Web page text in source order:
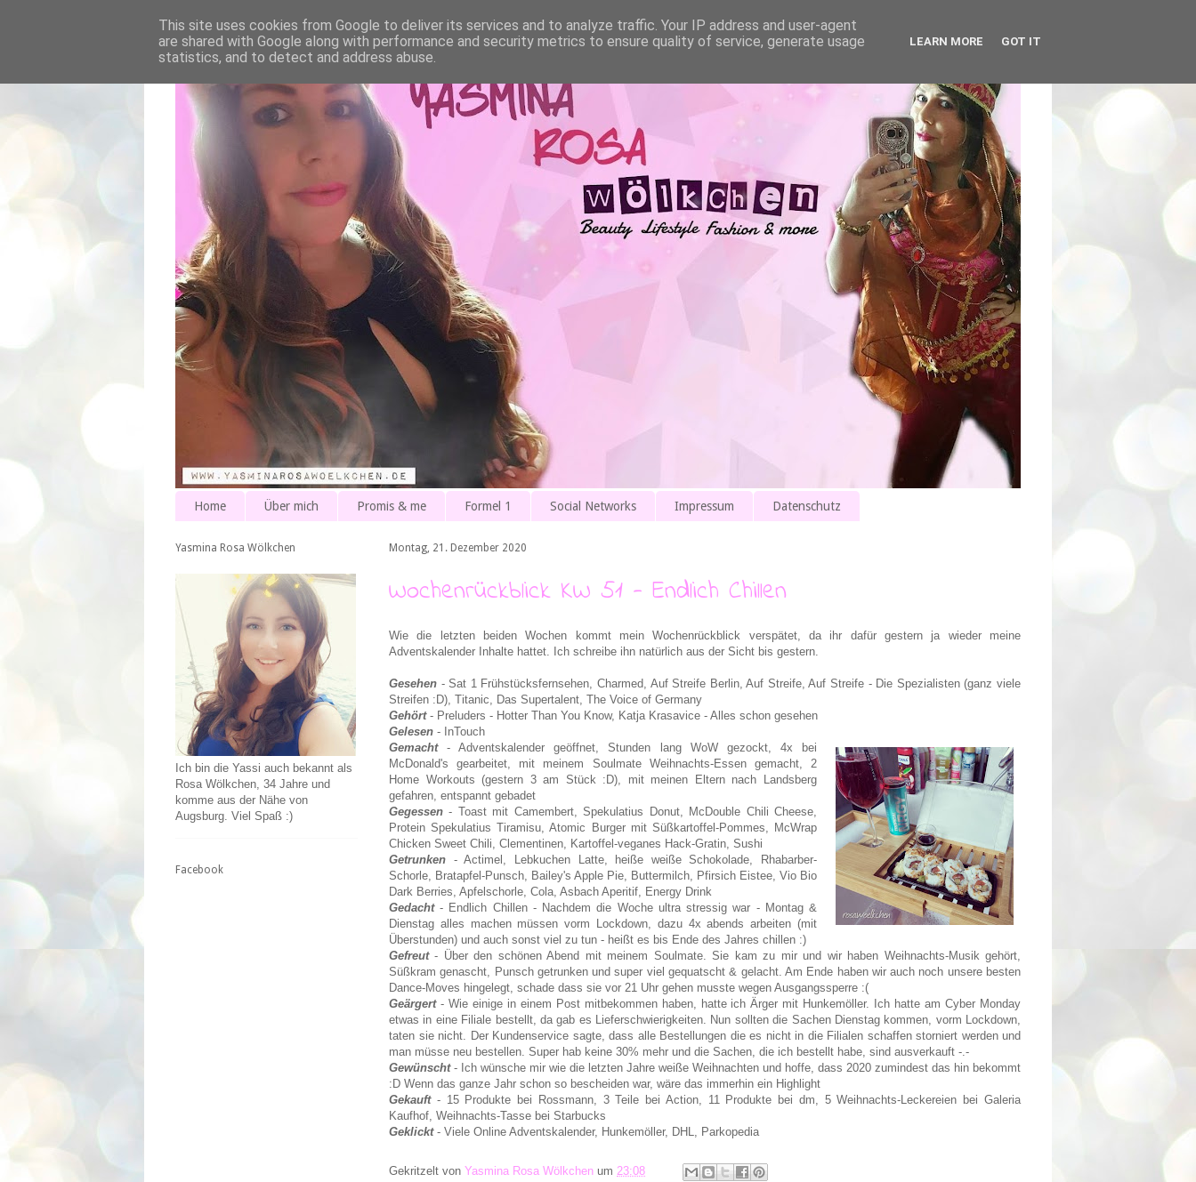
Home Über mich Promis & me Formel 1 Social Networks Impressum Datenschutz
Montag, 21. Dezember 2020
Wochenrückblick KW 51 - Endlich Chillen
Wie die letzten beiden Wochen kommt mein Wochenrückblick verspätet, da ihr dafür gestern ja wieder meine
Adventskalender Inhalte hattet. Ich schreibe ihn natürlich aus der Sicht bis gestern.
Gesehen - Sat 1 Frühstücksfernsehen, Charmed, Auf Streife Berlin, Auf Streife, Auf Streife - Die Spezialisten (ganz viele
Streifen :D), Titanic, Das Supertalent, The Voice of Germany
Gehört- Preluders - Hotter Than You Know, Katja Krasavice - Alles schon gesehen
Gelesen - InTouch
Gemacht- Adventskalender geöffnet, Stunden lang WoW gezockt, 4x bei
McDonald's gearbeitet, mit meinem Soulmate Weihnachts-Essen gemacht, 2
Home Workouts (gestern 3 am Stück :D), mit meinen Eltern nach Landsberg
gefahren, entspannt gebadet
Gegessen - Toast mit Camembert, Spekulatius Donut, McDouble Chili Cheese,
Protein Spekulatius Tiramisu, Atomic Burger mit Süßkartoffel-Pommes, McWrap
Chicken Sweet Chili, Clementinen, Kartoffel-veganes Hack-Gratin, Sushi
Getrunken - Actimel, Lebkuchen Latte, heiße weiße Schokolade, Rhabarber-
Schorle, Bratapfel-Punsch, Bailey's Apple Pie, Buttermilch, Pfirsich Eistee, Vio Bio
Dark Berries, Apfelschorle, Cola, Asbach Aperitif, Energy Drink
Gedacht- Endlich Chillen - Nachdem die Woche ultra stressig war - Montag &
Dienstag alles machen müssen vorm Lockdown, dazu 4x abends arbeiten (mit
Überstunden) und auch sonst viel zu tun - heißt es bis Ende des Jahres chillen :)
Gefreut- Über den schönen Abend mit meinem Soulmate. Sie kam zu mir und wir haben Weihnachts-Musik gehört,
Süßkram genascht, Punsch getrunken und super viel gequatscht & gelacht. Am Ende haben wir auch noch unsere besten
Dance-Moves hingelegt, schade dass sie vor 21 Uhr gehen musste wegen Ausgangssperre :(
Geärgert- Wie einige in einem Post mitbekommen haben, hatte ich Ärger mit Hunkemöller. Ich hatte am Cyber Monday
etwas in eine Filiale bestellt, da gab es Lieferschwierigkeiten. Nun sollten die Sachen Dienstag kommen, vorm Lockdown,
taten sie nicht. Der Kundenservice sagte, dass alle Bestellungen die es nicht in die Filialen schaffen storniert werden und
man müsse neu bestellen. Super hab keine 30% mehr und die Sachen, die ich bestellt habe, sind ausverkauft -.-
Gewünscht- Ich wünsche mir wie die letzten Jahre weiße Weihnachten und hoffe, dass 2020 zumindest das hin bekommt
:D Wenn das ganze Jahr schon so bescheiden war, wäre das immerhin ein Highlight
Gekauft- 15 Produkte bei Rossmann, 3 Teile bei Action, 11 Produkte bei dm, 5 Weihnachts-Leckereien bei Galeria
Kaufhof, Weihnachts-Tasse bei Starbucks
Geklickt- Viele Online Adventskalender, Hunkemöller, DHL, Parkopedia
Gekritzelt von Yasmina Rosa Wölkchen um 23:08
Yasmina Rosa Wölkchen
Ich bin die Yassi auch bekannt als
Rosa Wölkchen, 34 Jahre und
komme aus der Nähe von
Augsburg. Viel Spaß :)
Facebook
This site uses cookies from Google to deliver its services and to analyze traffic. Your IP address and user-agent
are shared with Google along with performance and security metrics to ensure quality of service, generate usage
statistics, and to detect and address abuse.
LEARN MORE GOT IT